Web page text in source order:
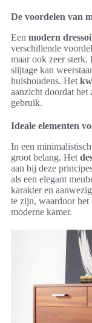
De voordelen van
Een modern
verschillende
maar ook zeer sterk.
slijtage kan
huishoudens. Het
aanzicht doordat het
gebruik.
Ideale elementen
In een
groot belang. Het
aan bij deze
als een elegant
karakter en
te zijn, waardoor
moderne kamer.